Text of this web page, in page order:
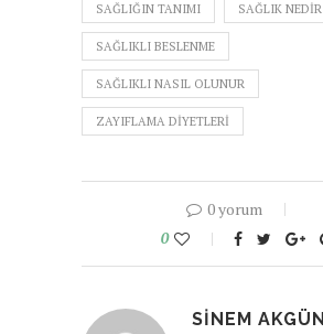
SAĞLIĞIN TANIMI SAĞLIK NEDIR
SAĞLIKLI BESLENME
SAĞLIKLI NASIL OLUNUR
ZAYIFLAMA DIYETLERI
0 yorum
0
SINEM AKGÜN